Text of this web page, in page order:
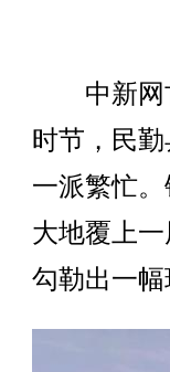
中新网甘
时节，民
一派繁忙
大地覆上
勾勒出一